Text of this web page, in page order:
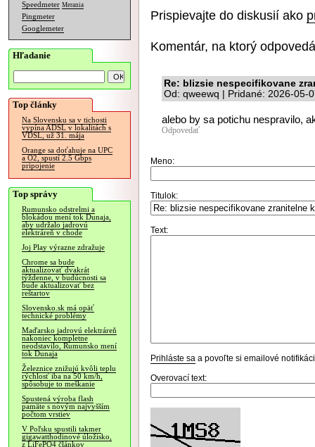
Speedmeter Merania
Pingmeter
Googlemeter
Hľadanie
Top články
Na Slovensku sa v tichosti
vypína ADSL v lokalitách s
VDSL, už 31. mája
Orange sa doťahuje na UPC
a O2, spustí 2.5 Gbps
pripojenie
Top správy
Rumunsko odstrelmi a
blokádou mení tok Dunaja,
aby udržalo jadrovú
elektráreň v chode
Joj Play výrazne zdražuje
Chrome sa bude
aktualizovať dvakrát
týždenne, v budúcnosti sa
bude aktualizovať bez
reštartov
Slovensko.sk má opäť
technické problémy
Maďarsko jadrovú elektráreň
nakoniec kompletne
neodstavilo, Rumunsko mení
tok Dunaja
Železnice znižujú kvôli teplu
rýchlosť iba na 50 km/h,
spôsobuje to meškanie
Spustená výroba flash
pamäte s novým najvyšším
počtom vrstiev
V Poľsku spustili takmer
gigawatthodinové úložisko,
z LiFePO4 článkov
Prispievajte do diskusií ako
Komentár, na ktorý
Re: blizsie nespecifikovane
Od: qweewq | Pridané: 2026-05-
alebo by sa potichu nespravilo,
Odpovedať
Meno:
Titulok:
Text:
Prihláste sa a povoľte si emailové
Overovací text: